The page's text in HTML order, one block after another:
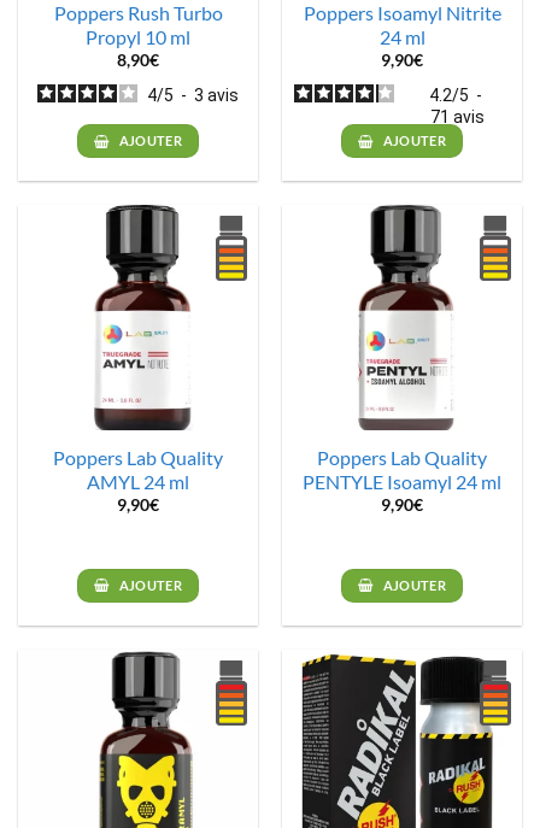
Poppers Rush Turbo
Propyl 10 ml
8,90€
4/5 - 3 avis
AJOUTER
Poppers Isoamyl Nitrite
24 ml
9,90€
4.2/5 -
71 avis
AJOUTER
Poppers Lab Quality
AMYL 24 ml
9,90€
AJOUTER
Poppers Lab Quality
PENTYLE Isoamyl 24 ml
9,90€
AJOUTER